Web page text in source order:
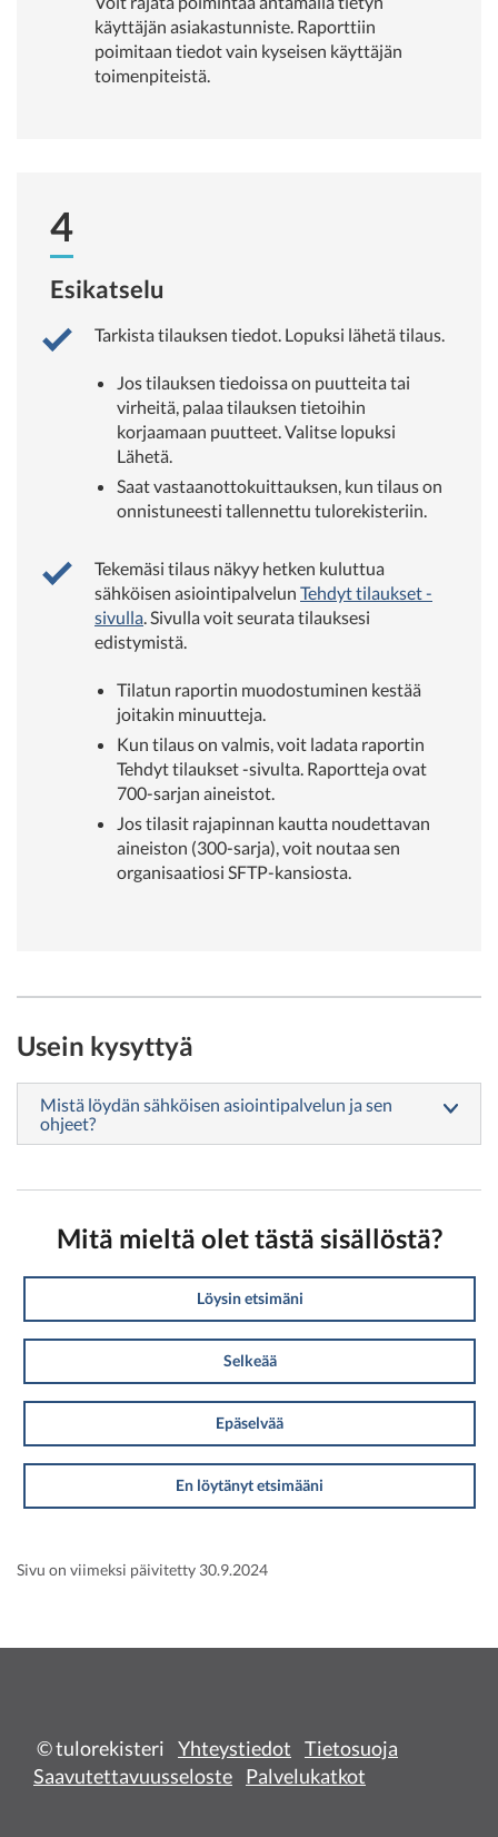
käyttäjän asiakastunniste. Raporttiin
poimitaan tiedot vain kyseisen käyttäjän
toimenpiteistä.
4
Esikatselu
Tarkista tilauksen tiedot. Lopuksi lähetä tilaus.
Jos tilauksen tiedoissa on puutteita tai
virheitä, palaa tilauksen tietoihin
korjaamaan puutteet. Valitse lopuksi
Lähetä.
Saat vastaanottokuittauksen, kun tilaus on
onnistuneesti tallennettu tulorekisteriin.
Tekemäsi tilaus näkyy hetken kuluttua
sähköisen asiointipalvelun Tehdyt tilaukset-
sivulla. Sivulla voit seurata tilauksesi
edistymistä.
Tilatun raportin muodostuminen kestää
joitakin minuutteja.
Kun tilaus on valmis, voit ladata raportin
Tehdyt tilaukset -sivulta. Raportteja ovat
700-sarjan aineistot.
Jos tilasit rajapinnan kautta noudettavan
aineiston (300-sarja), voit noutaa sen
organisaatiosi SFTP-kansiosta.
Usein kysyttyä
Mistä löydän sähköisen asiointipalvelun ja sen
ohjeet?
Mitä mieltä olet tästä sisällöstä?
Löysin etsimäni
Selkeää
Epäselvää
En löytänyt etsimääni
Sivu on viimeksi päivitetty 30.9.2024
© tulorekisteri Yhteystiedot Tietosuoja
Saavutettavuusseloste Palvelukatkot